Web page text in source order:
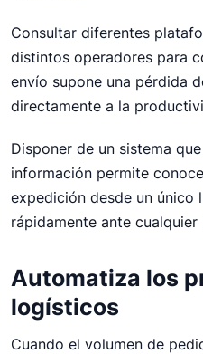
Consultar diferentes
distintos operadores para
envío supone una pérdida
directamente a la
Disponer de un sistema
información permite
expedición desde un único
rápidamente ante cualquier
Automatiza los
logísticos
Cuando el volumen de